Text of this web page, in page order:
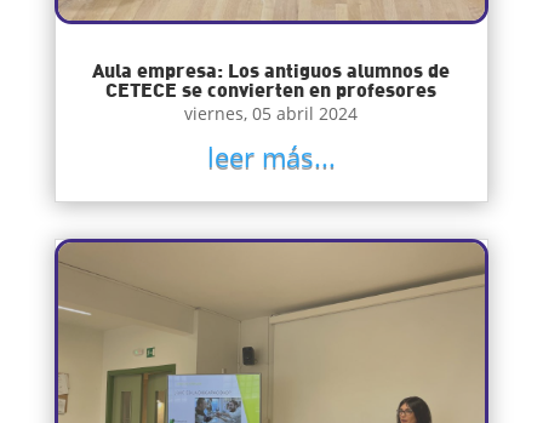
Aula empresa: Los antiguos alumnos de
CETECE se convierten en profesores
viernes, 05 abril 2024
leer más...